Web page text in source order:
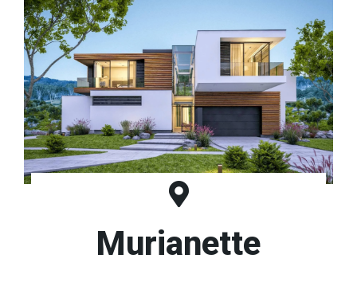
Murianette